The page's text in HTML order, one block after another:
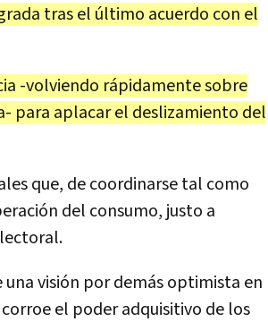
tras el último acuerdo con el
-volviendo rápidamente sobre
para aplacar el deslizamiento del
que, de coordinarse tal como
del consumo, justo a
visión por demás optimista en
el poder adquisitivo de los